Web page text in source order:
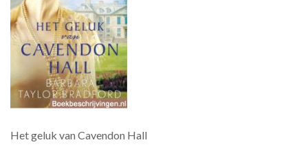
Het geluk van Cavendon Hall